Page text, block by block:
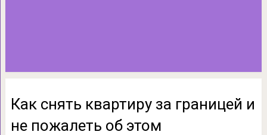
Как снять квартиру за границей и
не пожалеть об этом